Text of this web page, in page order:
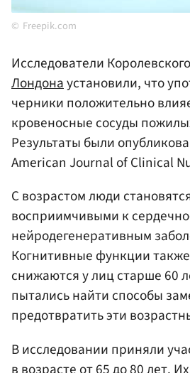
Freepik.com
Исследователи
Лондонаустановили, что
черники положительно
кровеносные сосуды
Результаты были
American Journal of Clinical
С возрастом люди
восприимчивыми к
нейродегенеративным
Когнитивные функции
снижаются у лиц старше 60
пытались найти способы
предотвратить эти
В исследовании приняли